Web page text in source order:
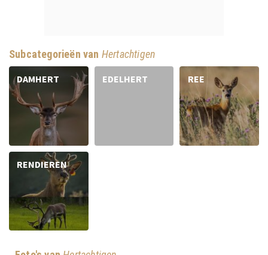
Subcategorieën van Hertachtigen
DAMHERT EDELHERT REE
RENDIEREN